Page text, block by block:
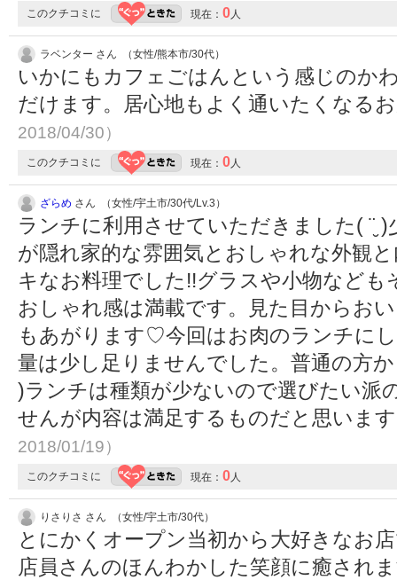
このクチコミに 現在： 0人
ラベンター さん （女性/熊本市/30代）
いかにもカフェごはんという感じのか
だけます。居心地もよく通いたくなる
2018/04/30）
このクチコミに 現在： 0人
ざらめ さん （女性/宇土市/30代/Lv.3）
ランチに利用させていただきました( ¨̮
が隠れ家的な雰囲気とおしゃれな外観
キなお料理でした!!グラスや小物など
おしゃれ感は満載です。見た目からお
もあがります♡今回はお肉のランチに
量は少し足りませんでした。普通の方
)ランチは種類が少ないので選びたい派
せんが内容は満足するものだと思いま
2018/01/19）
このクチコミに 現在： 0人
りさりさ さん （女性/宇土市/30代）
とにかくオープン当初から大好きなお
店員さんのほんわかした笑顔に癒され